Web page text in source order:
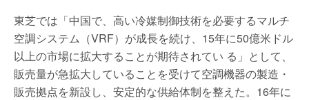
東芝では「中国で、高い冷媒制御技術を必要するマルチ
空調システム（VRF）が成長を続け、15年に50億米ドル
以上の市場に拡大することが期待されてい る」として、
販売量が急拡大していることを受けて空調機器の製造・
販売拠点を新設し、安定的な供給体制を整えた。16年に